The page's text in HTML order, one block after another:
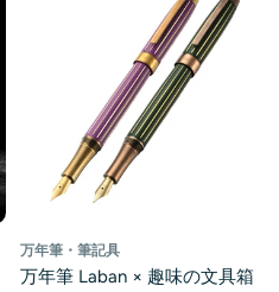
万年筆・筆記具
万年筆 Laban × 趣味の文具箱